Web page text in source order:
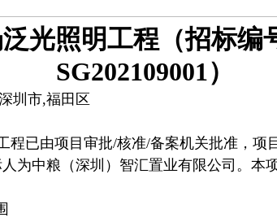
光照明工程（招标编
SG202109001）
圳市,福田区
已由项目审批/核准/备案机关批准，项
人为中粮（深圳）智汇置业有限公司。本